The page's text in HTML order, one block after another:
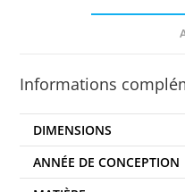
Informations
DIMENSIONS
ANNÉE DE CONCEPTION